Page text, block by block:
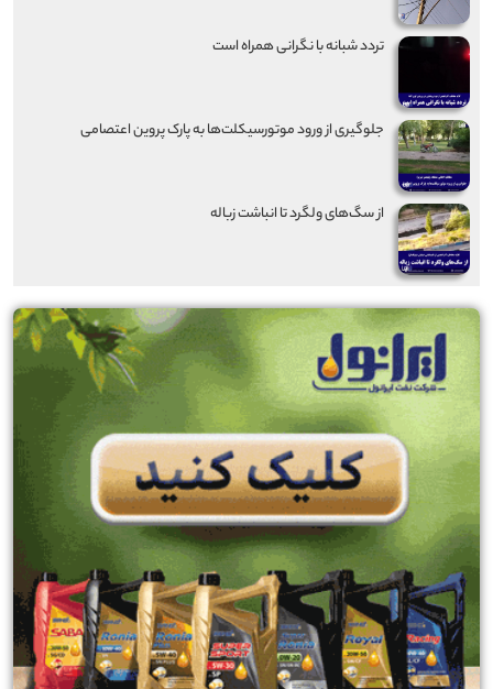
تردد شبانه با نگرانی همراه است
جلوگیری از ورود موتورسیکلت‌ها به پارک پروین اعتصامی
از سگ‌های ولگرد تا انباشت زباله